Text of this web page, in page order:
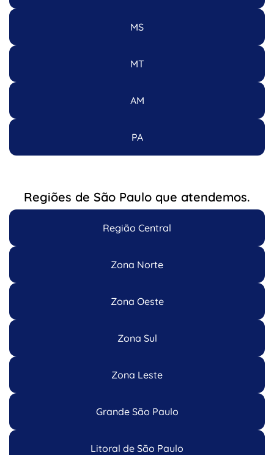
MS
MT
AM
PA
Regiões de São Paulo que atendemos.
Região Central
Zona Norte
Zona Oeste
Zona Sul
Zona Leste
Grande São Paulo
Litoral de São Paulo